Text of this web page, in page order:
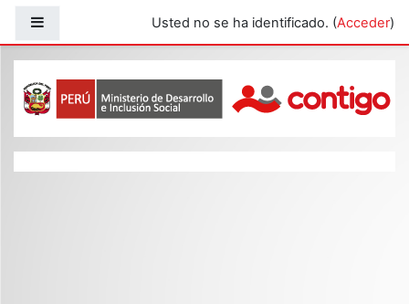
Usted no se ha identificado. (Acceder)
Capacitacion CONTIGO